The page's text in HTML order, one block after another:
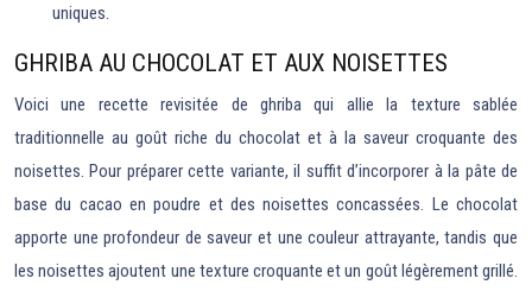
uniques.
GHRIBA AU CHOCOLAT ET AUX NOISETTES
Voici une recette revisitée de ghriba qui allie la texture sablée
traditionnelle au goût riche du chocolat et à la saveur croquante des
noisettes. Pour préparer cette variante, il suffit d’incorporer à la pâte de
base du cacao en poudre et des noisettes concassées. Le chocolat
apporte une profondeur de saveur et une couleur attrayante, tandis que
les noisettes ajoutent une texture croquante et un goût légèrement grillé.